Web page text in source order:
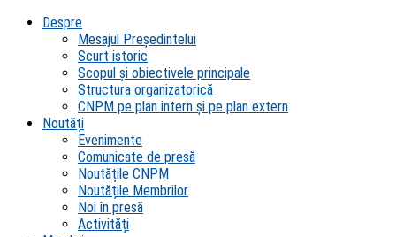
Despre
Mesajul Președintelui
Scurt istoric
Scopul şi obiectivele principale
Structura organizatorică
CNPM pe plan intern şi pe plan extern
Noutăți
Evenimente
Comunicate de presă
Noutățile CNPM
Noutățile Membrilor
Noi în presă
Activități